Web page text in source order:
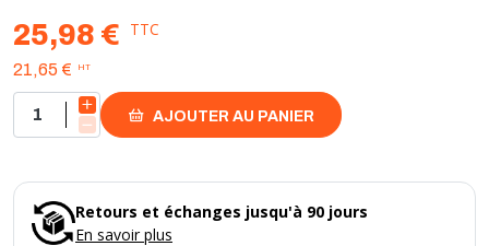
25,98 € TTC
21,65 € HT
AJOUTER AU PANIER
Retours et échanges jusqu'à 90 jours
En savoir plus